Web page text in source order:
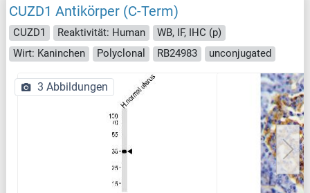
CUZD1 Antikörper (C-Term)
CUZD1 Reaktivität: Human
WB, IF, IHC (p)
Wirt: Kaninchen
Polyclonal RB24983 unconjugated
3 Abbildungen